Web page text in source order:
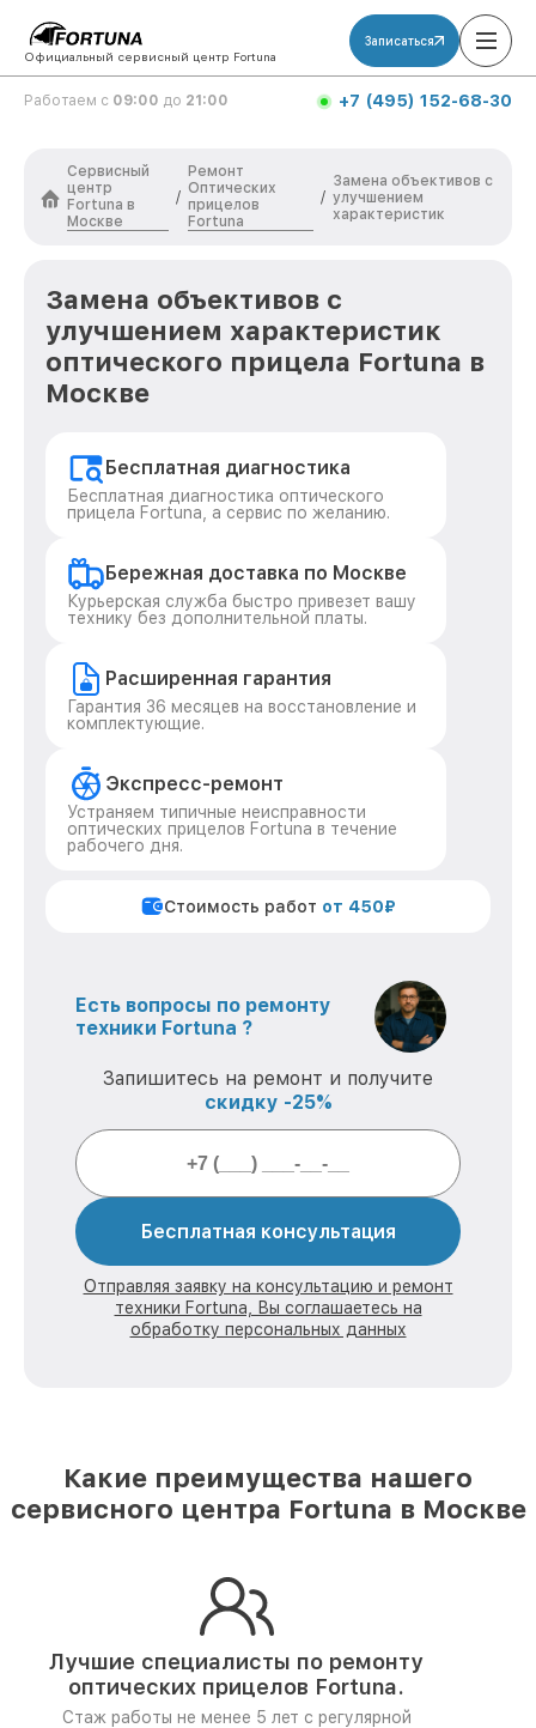
Официальный сервисный центр Fortuna
Записаться
Работаем с 09:00 до 21:00 +7 (495) 152-68-30
Сервисный
центр
Fortuna в
Москве
/
Ремонт
Оптических
прицелов
Fortuna
/
Замена объективов с
улучшением
характеристик
Замена объективов с
улучшением характеристик
оптического прицела Fortuna в
Москве
Бесплатная диагностика
Бесплатная диагностика оптического
прицела Fortuna, а сервис по желанию.
Бережная доставка по Москве
Курьерская служба быстро привезет вашу
технику без дополнительной платы.
Расширенная гарантия
Гарантия 36 месяцев на восстановление и
комплектующие.
Экспресс-ремонт
Устраняем типичные неисправности
оптических прицелов Fortuna в течение
рабочего дня.
Стоимость работ от 450₽
Есть вопросы по ремонту
техники Fortuna ?
Запишитесь на ремонт и получите
скидку -25%
Бесплатная консультация
Отправляя заявку на консультацию и ремонт
техники Fortuna, Вы соглашаетесь на
обработку персональных данных
Какие преимущества нашего
сервисного центра Fortuna в Москве
Лучшие специалисты по ремонту
оптических прицелов Fortuna.
Стаж работы не менее 5 лет с регулярной